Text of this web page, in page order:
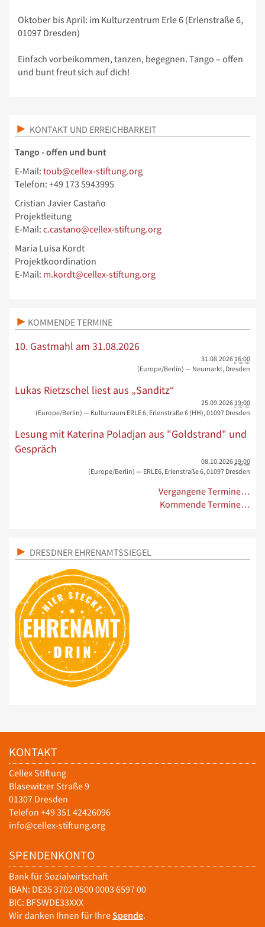
Oktober bis April: im Kulturzentrum Erle 6 (Erlenstraße 6,
01097 Dresden)
Einfach vorbeikommen, tanzen, begegnen. Tango – offen
und bunt freut sich auf dich!
KONTAKT UND ERREICHBARKEIT
Tango - offen und bunt
E-Mail: toub@cellex-stiftung.org
Telefon: +49 173 5943995
Cristian Javier Castaño
Projektleitung
E-Mail: c.castano@cellex-stiftung.org
María Luisa Kordt
Projektkoordination
E-Mail: m.kordt@cellex-stiftung.org
KOMMENDE TERMINE
10. Gastmahl am 31.08.2026
31.08.2026 16:00
(Europe/Berlin) — Neumarkt, Dresden
Lukas Rietzschel liest aus „Sanditz“
25.09.2026 19:00
(Europe/Berlin) — Kulturraum ERLE 6, Erlenstraße 6 (HH), 01097 Dresden
Lesung mit Katerina Poladjan aus "Goldstrand" und
Gespräch
08.10.2026 19:00
(Europe/Berlin) — ERLE6, Erlenstraße 6, 01097 Dresden
Vergangene Termine…
Kommende Termine…
DRESDNER EHRENAMTSSIEGEL
KONTAKT
Cellex Stiftung
Blasewitzer Straße 9
01307 Dresden
Telefon +49 351 42426096
info@cellex-stiftung.org
SPENDENKONTO
Bank für Sozialwirtschaft
IBAN: DE35 3702 0500 0003 6597 00
BIC: BFSWDE33XXX
Wir danken Ihnen für IhreSpende.